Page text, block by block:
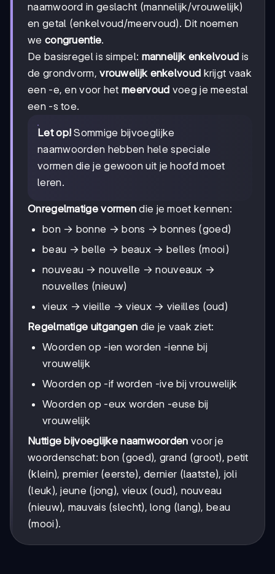
naamwoord in geslacht (mannelijk/vrouwelijk)
en getal (enkelvoud/meervoud). Dit noemen
we congruentie.
De basisregel is simpel: mannelijk enkelvoud is
de grondvorm,vrouwelijk enkelvoud krijgt vaak
een -e, en voor hetmeervoud voeg je meestal
een -s toe.
Let op! Sommige bijvoeglijke
naamwoorden hebben hele speciale
vormen die je gewoon uit je hoofd moet
leren.
Onregelmatige vormen die je moet kennen:
bon → bonne → bons → bonnes (goed)
beau → belle → beaux → belles (mooi)
nouveau → nouvelle → nouveaux →
nouvelles (nieuw)
vieux → vieille → vieux → vieilles (oud)
Regelmatige uitgangen die je vaak ziet:
Woorden op -ien worden -ienne bij
vrouwelijk
Woorden op -if worden -ive bij vrouwelijk
Woorden op -eux worden -euse bij
vrouwelijk
Nuttige bijvoeglijke naamwoorden voor je
woordenschat: bon (goed), grand (groot), petit
(klein), premier (eerste), dernier (laatste), joli
(leuk), jeune (jong), vieux (oud), nouveau
(nieuw), mauvais (slecht), long (lang), beau
(mooi).